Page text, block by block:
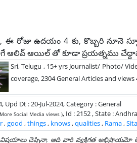
ఈ రోజు ఉదయం 4 కు, కొబ్బరి నూనె
ఆలివ్ ఆయిల్ తో కూడా ప్రయత్నము
Sri, Telugu , 15+ yrs Journalist/ Photo/
coverage, 2304 General Articles and
Upd Dt : 20-Jul-2024, Category : General
Social Media views ), Id : 2152 , State :
,good ,things, knows,qualities, Rama,Sita
విషయాలు చెప్పినా, అది వారి వ్యక్తిగత అభిప్రాయమో